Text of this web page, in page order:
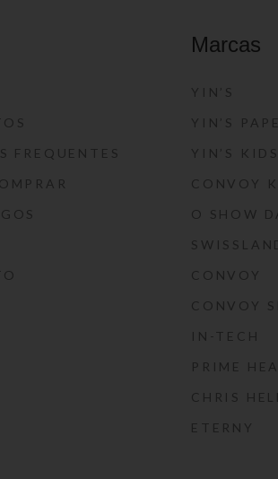
FREQUENTES
Marcas
YIN’S
YIN’S
YIN’S KIDS
CONVOY
O SHOW
CONVOY
CONVOY
IN-TECH
PRIME
CHRIS
ETERNY